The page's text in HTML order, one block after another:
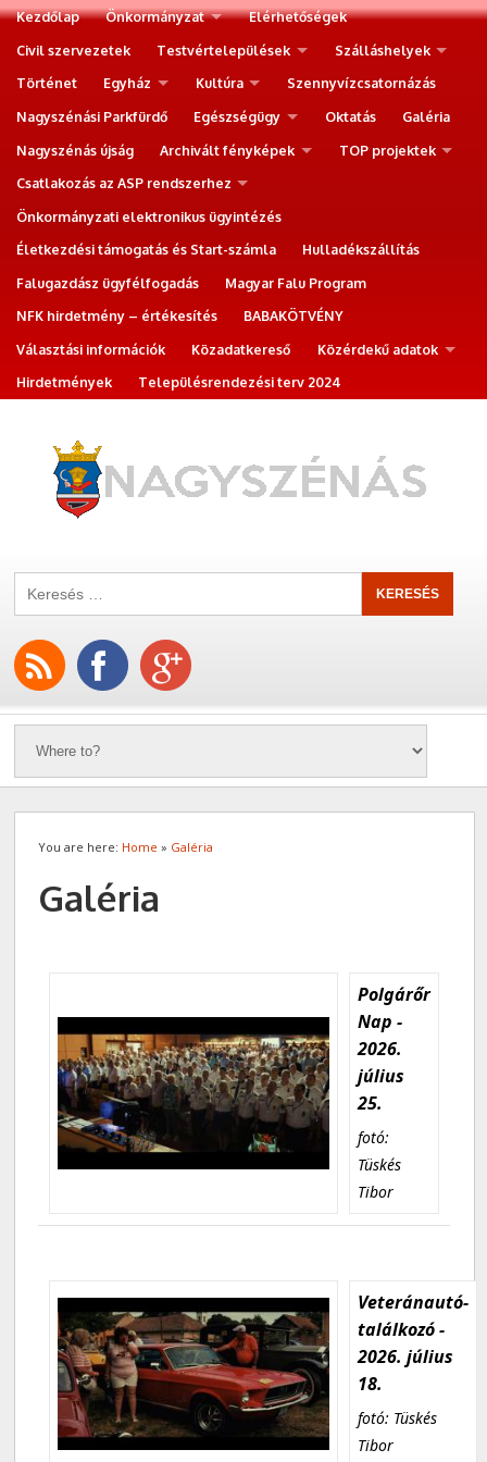
Kezdőlap Önkormányzat
Elérhetőségek
Civil szervezetek
Testvértelepülések
Szálláshelyek
Történet
Egyház Kultúra
Szennyvízcsatornázás
Nagyszénási Parkfürdő
Egészségügy Oktatás
Galéria
Nagyszénás újság
Archivált fényképek
TOP projektek
Csatlakozás az ASP rendszerhez
Önkormányzati elektronikus ügyintézés
Életkezdési támogatás és Start-számla
Hulladékszállítás
Falugazdász ügyfélfogadás
Magyar Falu Program
NFK hirdetmény – értékesítés
BABAKÖTVÉNY
Választási információk
Közadatkereső
Közérdekű adatok
Hirdetmények
Településrendezési terv 2024
You are here: Home » Galéria
Galéria
Polgárőr
Nap -
2026.
július
25.
fotó:
Tüskés
Tibor
Veteránautó-
találkozó -
2026. július
18.
fotó: Tüskés
Tibor